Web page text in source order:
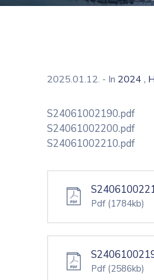
2025.01.12. - In 2024 ,
S24061002190.pdf
S24061002200.pdf
S24061002210.pdf
Pdf (1784kb)
Pdf (2586kb)